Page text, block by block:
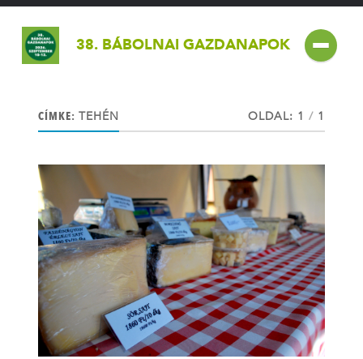
38. BÁBOLNAI GAZDANAPOK
CÍMKE: TEHÉN OLDAL: 1 / 1